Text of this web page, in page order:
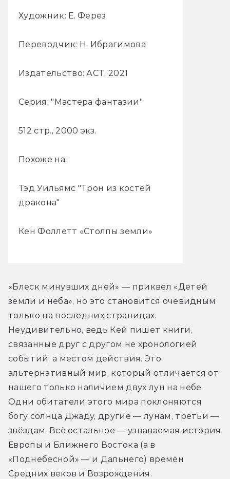
Художник: Е. Ферез
Переводчик: Н. Ибрагимова
Издательство: АСТ, 2021
Серия: "Мастера фантазии"
512 стр., 2000 экз.
Похоже на:
Тэд Уильямс "Трон из костей
дракона"
Кен Фоллетт «Столпы земли»
«Блеск минувших дней» — приквел «Детей
земли и неба», но это становится очевидным
только на последних страницах.
Неудивительно, ведь Кей пишет книги,
связанные друг с другом не хронологией
событий, а местом действия. Это
альтернативный мир, который отличается от
нашего только наличием двух лун на небе.
Одни обитатели этого мира поклоняются
богу солнца Джаду, другие — лунам, третьи —
звёздам. Всё остальное — узнаваемая история
Европы и Ближнего Востока (а в
«Поднебесной» — и Дальнего) времён
Средних веков и Возрождения.